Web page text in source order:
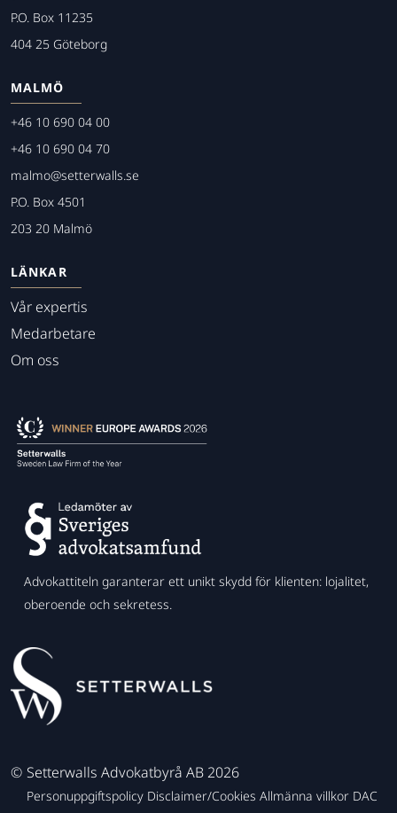
P.O. Box 11235
404 25 Göteborg
MALMÖ
+46 10 690 04 00
+46 10 690 04 70
malmo@setterwalls.se
P.O. Box 4501
203 20 Malmö
LÄNKAR
Vår expertis
Medarbetare
Om oss
Advokattiteln garanterar ett unikt skydd för klienten: lojalitet,
oberoende och sekretess.
© Setterwalls Advokatbyrå AB 2026
Personuppgiftspolicy Disclaimer/Cookies Allmänna villkor DAC